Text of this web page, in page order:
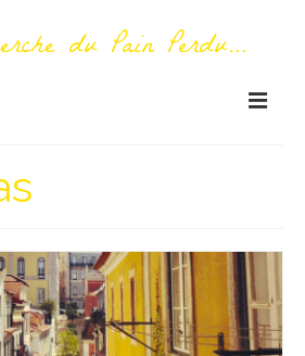
du Pain Perdu...
– A propos